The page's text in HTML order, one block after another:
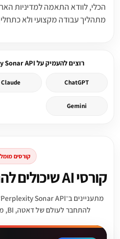
הכלי, לוודא התאמה למדיניות
מתהליך עבודה מקצועי ולא
רוצים להעמיק על Perplexity Sonar API? שאלו ב-AI:
ChatGPT
Claude
Gemini
קורסים
קורסי AI שיכולים להתאים לכם
להתחבר לעולם של דאטה, BI, מחקר וניתוח מידע עם AI.